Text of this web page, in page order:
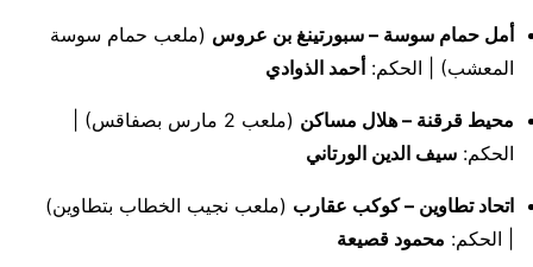
أمل حمام سوسة – سبورتينغ بن عروس (ملعب حمام سوسة
المعشب) | الحكم:أحمد الذوادي
محيط قرقنة – هلال مساكن
(ملعب 2 مارس بصفاقس) |
الحكم: سيف الدين الورتاني
اتحاد تطاوين – كوكب عقارب (ملعب نجيب الخطاب بتطاوين)
| الحكم: محمود قصيعة